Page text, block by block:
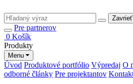
Zavrieť
Pre partnerov
0 Košík
Produkty
Menu
Úvod Produktové portfólio Výpredaj O
odborné články Pre projektantov